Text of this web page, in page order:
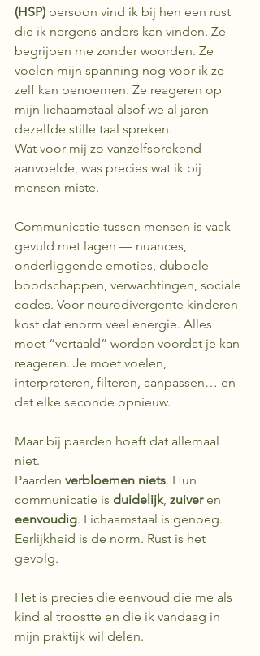
(HSP) persoon vind ik bij hen een rust
die ik nergens anders kan vinden. Ze
begrijpen me zonder woorden. Ze
voelen mijn spanning nog voor ik ze
zelf kan benoemen. Ze reageren op
mijn lichaamstaal alsof we al jaren
dezelfde stille taal spreken.
Wat voor mij zo vanzelfsprekend
aanvoelde, was precies wat ik bij
mensen miste.
Communicatie tussen mensen is vaak
gevuld met lagen — nuances,
onderliggende emoties, dubbele
boodschappen, verwachtingen, sociale
codes. Voor neurodivergente kinderen
kost dat enorm veel energie. Alles
moet “vertaald” worden voordat je kan
reageren. Je moet voelen,
interpreteren, filteren, aanpassen… en
dat elke seconde opnieuw.
Maar bij paarden hoeft dat allemaal
niet.
Paarden verbloemen niets. Hun
communicatie is duidelijk, zuiver en
eenvoudig. Lichaamstaal is genoeg.
Eerlijkheid is de norm. Rust is het
gevolg.
Het is precies die eenvoud die me als
kind al troostte en die ik vandaag in
mijn praktijk wil delen.